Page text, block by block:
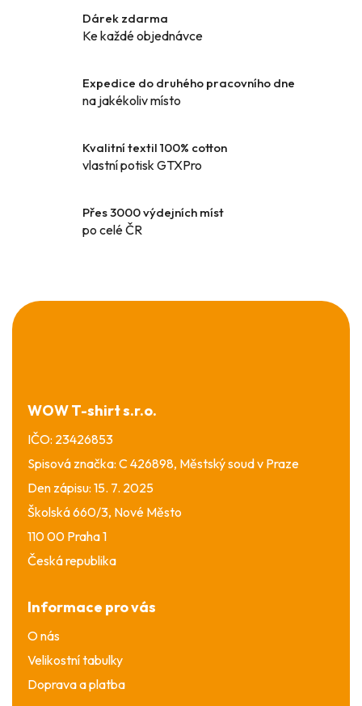
p
k
y
p
i
u
Dárek zdarma
Ke každé objednávce
Expedice do druhého pracovního dne
na jakékoliv místo
Kvalitní textil 100% cotton
vlastní potisk GTXPro
Přes 3000 výdejních míst
po celé ČR
Z
á
WOW T-shirt s.r.o.
IČO: 23426853
Spisová značka: C 426898, Městský soud v Praze
Den zápisu: 15. 7. 2025
Školská 660/3, Nové Město
110 00 Praha 1
Česká republika
Informace pro vás
O nás
Velikostní tabulky
Doprava a platba